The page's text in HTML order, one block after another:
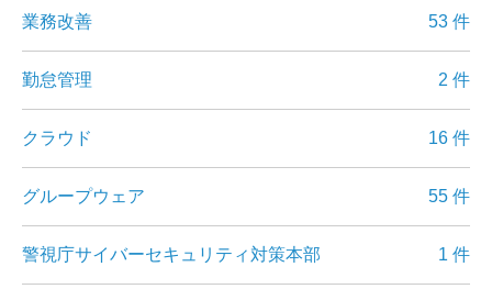
業務改善 53 件
勤怠管理 2 件
クラウド 16 件
グループウェア 55 件
警視庁サイバーセキュリティ対策本部 1 件